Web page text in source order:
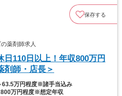
保存する
薬剤師求人
日110日以上！年収800万円
師・店長＞
63.5万円程度※諸手当込み
800万円程度※想定年収